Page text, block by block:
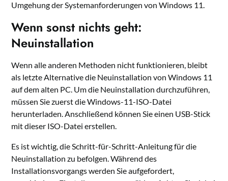
Umgehung der Systemanforderungen von Windows 11.
Wenn sonst nichts geht:
Neuinstallation
Wenn alle anderen Methoden nicht funktionieren, bleibt
als letzte Alternative die Neuinstallation von Windows 11
auf dem alten PC. Um die Neuinstallation durchzuführen,
müssen Sie zuerst die Windows-11-ISO-Datei
herunterladen. Anschließend können Sie einen USB-Stick
mit dieser ISO-Datei erstellen.
Es ist wichtig, die Schritt-für-Schritt-Anleitung für die
Neuinstallation zu befolgen. Während des
Installationsvorgangs werden Sie aufgefordert,